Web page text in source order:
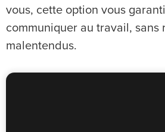
vous, cette option vous
communiquer au travail, sans
malentendus.